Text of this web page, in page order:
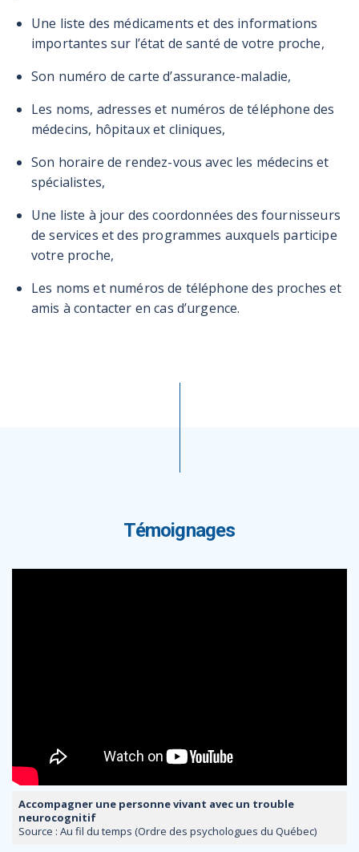
Une liste des médicaments et des informations
importantes sur l’état de santé de votre proche,
Son numéro de carte d’assurance-maladie,
Les noms, adresses et numéros de téléphone des
médecins, hôpitaux et cliniques,
Son horaire de rendez-vous avec les médecins et
spécialistes,
Une liste à jour des coordonnées des fournisseurs
de services et des programmes auxquels participe
votre proche,
Les noms et numéros de téléphone des proches et
amis à contacter en cas d’urgence.
Témoignages
Accompagner une personne vivant avec un trouble
neurocognitif
Source : Au fil du temps (Ordre des psychologues du Québec)